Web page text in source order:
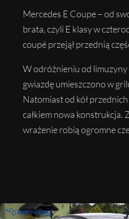
Mercedes E Coupe – od
brata, czyli E klasy w
coupé przejął przednią
W odróżnieniu od limuzyny
gwiazdę umieszczono w
Natomiast od kół
całkiem nowa konstrukcja.
wrażenie robią ogromne